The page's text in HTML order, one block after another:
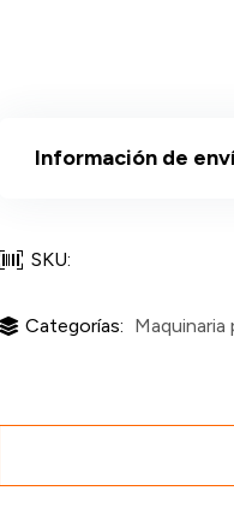
Información de
SKU:
Categorías: Maquinaria